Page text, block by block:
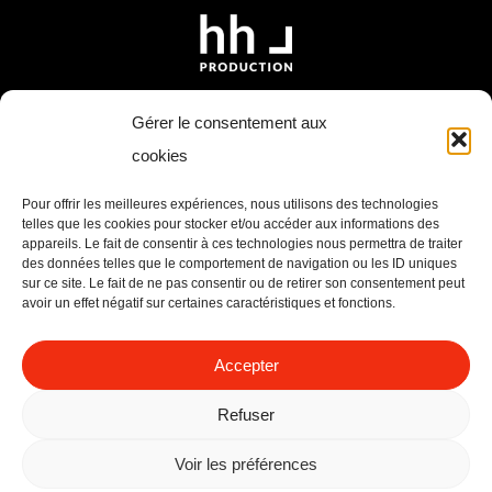
Gérer le consentement aux
cookies
Pour offrir les meilleures expériences, nous utilisons des technologies
telles que les cookies pour stocker et/ou accéder aux informations des
appareils. Le fait de consentir à ces technologies nous permettra de traiter
des données telles que le comportement de navigation ou les ID uniques
sur ce site. Le fait de ne pas consentir ou de retirer son consentement peut
avoir un effet négatif sur certaines caractéristiques et fonctions.
Accepter
Refuser
Voir les préférences
humoristique, etc.), voilà ce que fait notre
équipe durant la post-production.
Nous proposons donc la réalisation de
production complète mais nous sommes
également à même de réaliser uniquement
la post-production.
Un projet ? Contactez-nous, la bise !
plus de vidéos sur demande afin de
préserver l’intimité des couples.
Vous souhaitez en savoir plus (formules,
tarifs, etc.) ?
Contactez-nous !
pour vos productions.
une liste non-
vous n’avez pas trouvé votre bonheur (il
est possible que le matériel ne soit pas
notre caverne d’Alibaba).
Nos services
Recrutement
Contactez-nous
Bruxelles
+32 (0)499/30.90.09
BE 0744.910.312